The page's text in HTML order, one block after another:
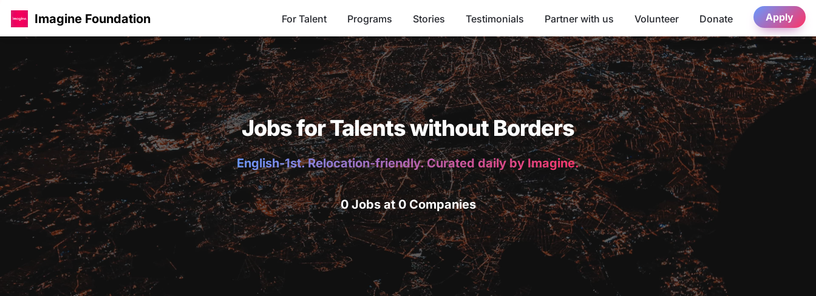
Imagine Foundation For Talent Programs Stories Testimonials Partner with us Volunteer Donate Apply
Jobs for Talents without Borders
English-1st. Relocation-friendly. Curated daily by Imagine.
0 Jobs at 0 Companies